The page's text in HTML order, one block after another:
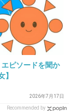
-2
たい
エピソードを聞か
】
2026年7月17日
Recommended by